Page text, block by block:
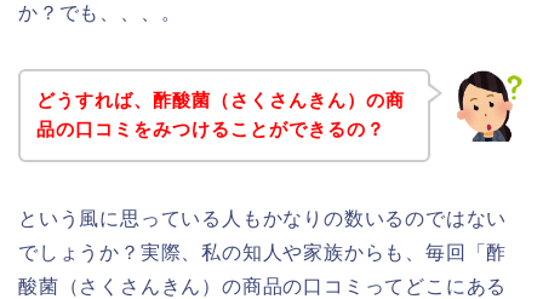
か？でも、、、。
どうすれば、酢酸菌（さくさんきん）の商
品の口コミをみつけることができるの？
という風に思っている人もかなりの数いるのではない
でしょうか？実際、私の知人や家族からも、毎回「酢
酸菌（さくさんきん）の商品の口コミってどこにある